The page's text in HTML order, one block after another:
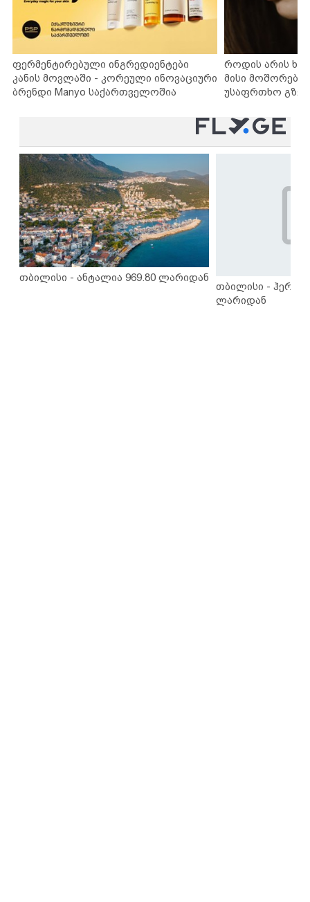
ფერმენტირებული ინგრედიენტები
კანის მოვლაში - კორეული ინოვაციური
ბრენდი Manyo საქართველოშია
როდის არის
მისი
უსაფრთხო
თბილისი - ანტალია 969.80 ლარიდან
თბილისი -
ლარიდან